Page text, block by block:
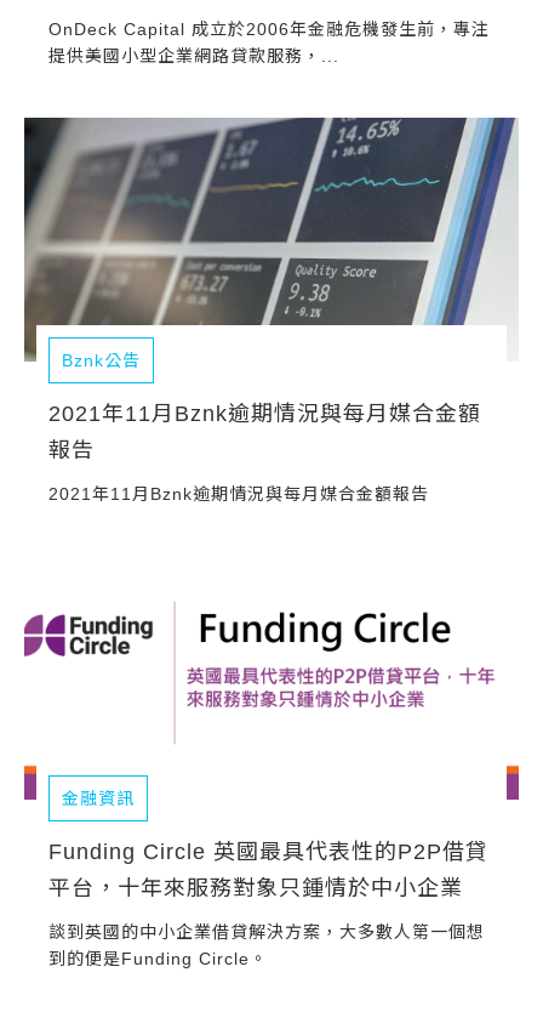
OnDeck Capital 成立於2006年金融危機發生前，專注
提供美國小型企業網路貸款服務，...
Bznk公告
2021年11月Bznk逾期情況與每月媒合金額
報告
2021年11月Bznk逾期情況與每月媒合金額報告
金融資訊
Funding Circle 英國最具代表性的P2P借貸
平台，十年來服務對象只鍾情於中小企業
談到英國的中小企業借貸解決方案，大多數人第一個想
到的便是Funding Circle。